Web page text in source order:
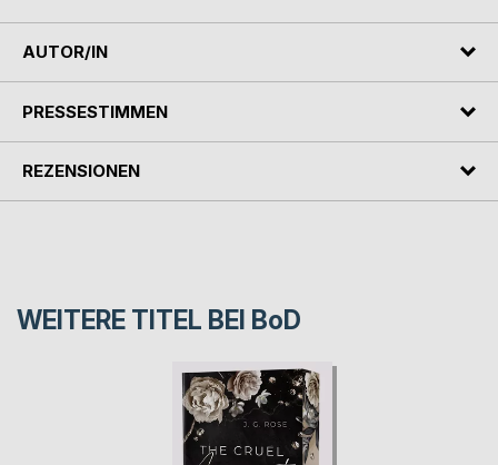
AUTOR/IN
PRESSESTIMMEN
REZENSIONEN
WEITERE TITEL BEI BoD